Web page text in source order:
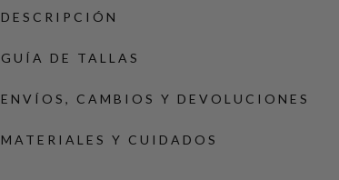
DESCRIPCIÓN
GUÍA DE TALLAS
ENVÍOS, CAMBIOS Y DEVOLUCIONES
MATERIALES Y CUIDADOS